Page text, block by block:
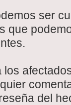
ser
que
del